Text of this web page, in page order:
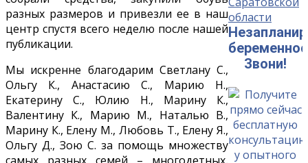
разных размеров и привезли ее в наш
центр спустя всего неделю после нашей
публикации.
Мы искренне благодарим Светлану С.,
Ольгу К., Анастасию С., Марию Н.,
Екатерину С., Юлию Н., Марину К.,
Валентину К., Марию М., Наталью В.,
Марину К., Елену М., Любовь Т., Елену Я.,
Ольгу Д., Зою С. за помощь множеству
Звони!